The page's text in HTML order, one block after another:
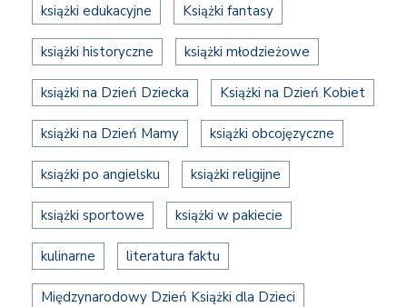
książki edukacyjne Książki fantasy
książki historyczne książki młodzieżowe
książki na Dzień Dziecka Książki na Dzień Kobiet
książki na Dzień Mamy książki obcojęzyczne
książki po angielsku książki religijne
książki sportowe książki w pakiecie
kulinarne literatura faktu
Międzynarodowy Dzień Książki dla Dzieci